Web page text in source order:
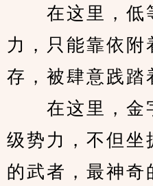
在这里，低
力，只能靠依附
存，被肆意践踏
在这里，金
级势力，不但坐
的武者，最神奇